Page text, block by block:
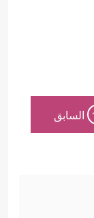
السابق